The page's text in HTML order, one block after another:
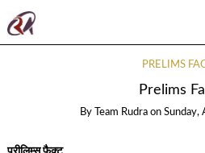
PRELIMS
Prelims
By Team Rudra on Sunday,